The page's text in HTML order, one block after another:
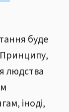
буде
Принципу,
людства
іноді,